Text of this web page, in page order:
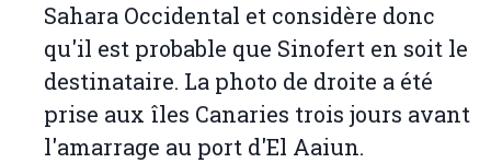
Sahara Occidental et considère donc
qu'il est probable que Sinofert en soit le
destinataire. La photo de droite a été
prise aux îles Canaries trois jours avant
l'amarrage au port d'El Aaiun.